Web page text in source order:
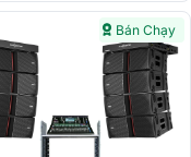
Bán Chạy